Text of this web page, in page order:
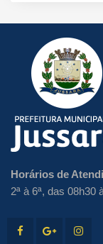
Horários de
2ª à 6ª, das 08h30